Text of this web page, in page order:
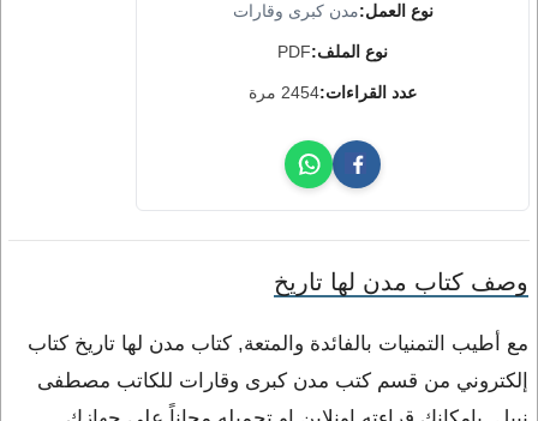
نوع العمل:مدن كبرى وقارات
نوع الملف:PDF
عدد القراءات:2454 مرة
وصف كتاب مدن لها تاريخ
مع أطيب التمنيات بالفائدة والمتعة, كتاب مدن لها تاريخ كتاب
إلكتروني من قسم كتب مدن كبرى وقارات للكاتب مصطفى